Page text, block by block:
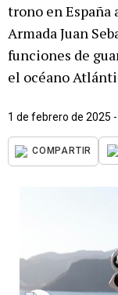
trono en España
Armada Juan
funciones de
el océano
1 de febrero de 2025
COMPARTIR